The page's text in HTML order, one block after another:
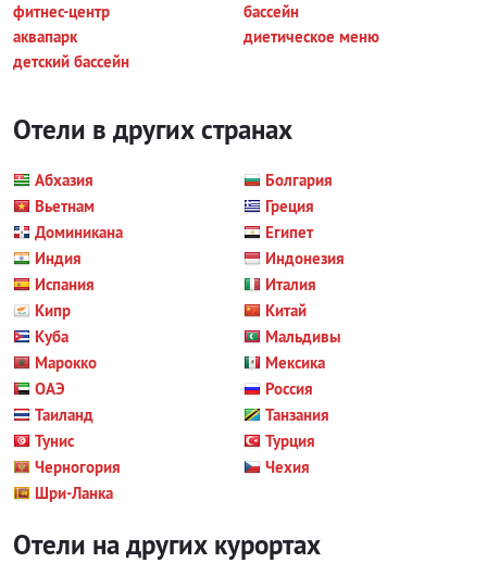
фитнес-центр
бассейн
аквапарк
диетическое меню
детский бассейн
Отели в других странах
Абхазия
Болгария
Вьетнам
Греция
Доминикана
Египет
Индия
Индонезия
Испания
Италия
Кипр
Китай
Куба
Мальдивы
Марокко
Мексика
ОАЭ
Россия
Таиланд
Танзания
Тунис
Турция
Черногория
Чехия
Шри-Ланка
Отели на других курортах